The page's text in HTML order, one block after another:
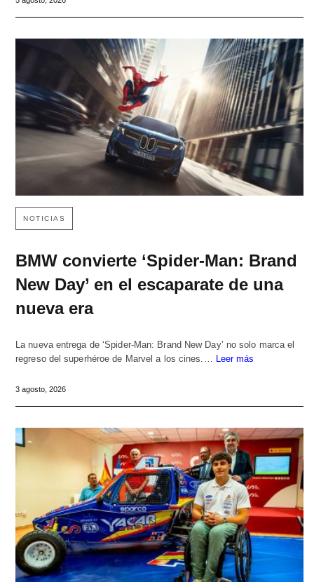
NOTICIAS
BMW convierte ‘Spider-Man: Brand
New Day’ en el escaparate de una
nueva era
La nueva entrega de ‘Spider-Man: Brand New Day’ no solo marca el
regreso del superhéroe de Marvel a los cines.… Leer más
3 agosto, 2026